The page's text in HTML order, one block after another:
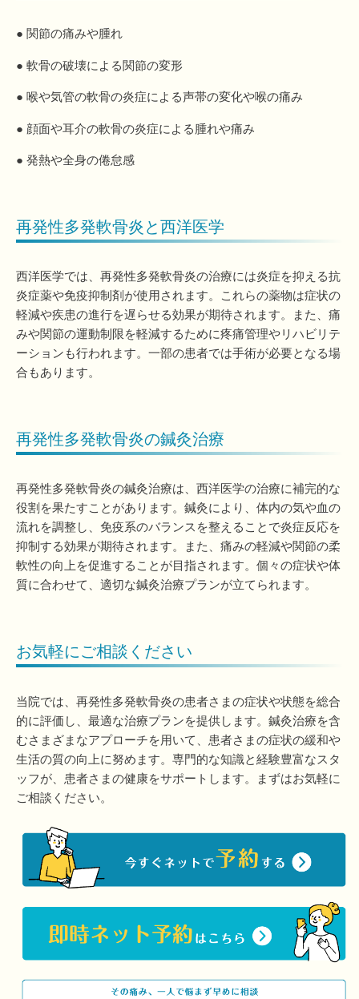
● 関節の痛みや腫れ
● 軟骨の破壊による関節の変形
● 喉や気管の軟骨の炎症による声帯の変化や喉の痛み
● 顔面や耳介の軟骨の炎症による腫れや痛み
● 発熱や全身の倦怠感
再発性多発軟骨炎と西洋医学
西洋医学では、再発性多発軟骨炎の治療には炎症を抑える抗
炎症薬や免疫抑制剤が使用されます。これらの薬物は症状の
軽減や疾患の進行を遅らせる効果が期待されます。また、痛
みや関節の運動制限を軽減するために疼痛管理やリハビリテ
ーションも行われます。一部の患者では手術が必要となる場
合もあります。
再発性多発軟骨炎の鍼灸治療
再発性多発軟骨炎の鍼灸治療は、西洋医学の治療に補完的な
役割を果たすことがあります。鍼灸により、体内の気や血の
流れを調整し、免疫系のバランスを整えることで炎症反応を
抑制する効果が期待されます。また、痛みの軽減や関節の柔
軟性の向上を促進することが目指されます。個々の症状や体
質に合わせて、適切な鍼灸治療プランが立てられます。
お気軽にご相談ください
当院では、再発性多発軟骨炎の患者さまの症状や状態を総合
的に評価し、最適な治療プランを提供します。鍼灸治療を含
むさまざまなアプローチを用いて、患者さまの症状の緩和や
生活の質の向上に努めます。専門的な知識と経験豊富なスタ
ッフが、患者さまの健康をサポートします。まずはお気軽に
ご相談ください。